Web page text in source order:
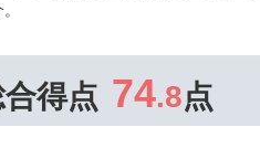
得点 74.8点